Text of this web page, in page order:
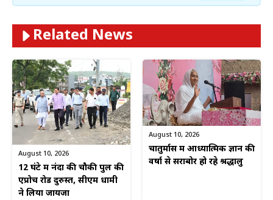
Related News
August 10, 2026
12 घंटे में नंदा की चौकी पुल की
एप्रोच रोड दुरुस्त, सीएम धामी
ने लिया जायजा
August 10, 2026
चातुर्मास में आध्यात्मिक ज्ञान की
वर्षा से सराबोर हो रहे श्रद्धालु